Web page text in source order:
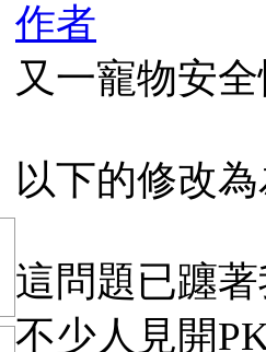
作者
又一寵物安
以下的修改
這問題已躔
不少人見開